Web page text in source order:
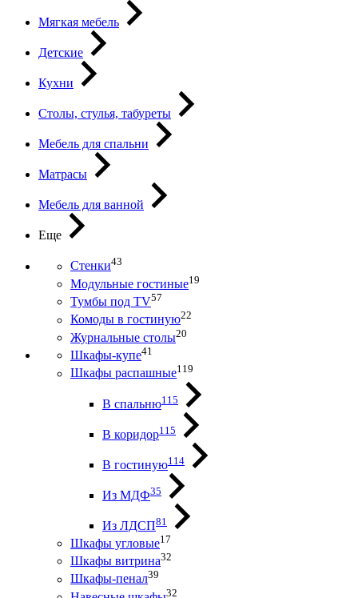
Мягкая мебель
Детские
Кухни
Столы, стулья, табуреты
Мебель для спальни
Матрасы
Мебель для ванной
Еще
Стенки43
Модульные гостиные19
Тумбы под ТV57
Комоды в гостиную22
Журнальные столы20
Шкафы-купе41
Шкафы распашные119
В спальню115
В коридор115
В гостиную114
Из МДФ35
Из ЛДСП81
Шкафы угловые17
Шкафы витрина32
Шкафы-пенал39
32